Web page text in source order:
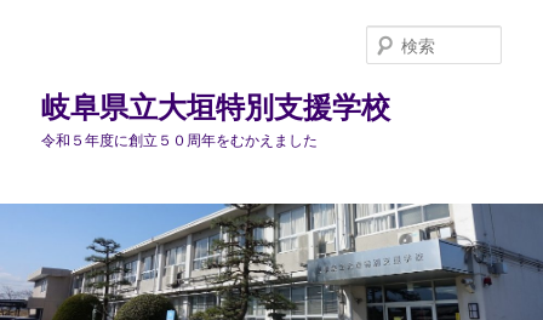
岐阜県立大垣特別支援学校
令和５年度に創立５０周年をむかえました
索